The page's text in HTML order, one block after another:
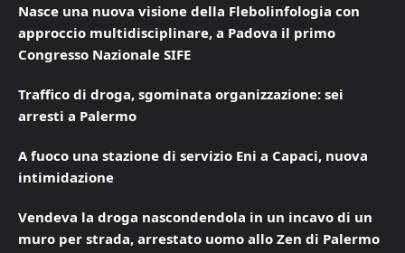
Nasce una nuova visione della Flebolinfologia con
approccio multidisciplinare, a Padova il primo
Congresso Nazionale SIFE
Traffico di droga, sgominata organizzazione: sei
arresti a Palermo
A fuoco una stazione di servizio Eni a Capaci, nuova
intimidazione
Vendeva la droga nascondendola in un incavo di un
muro per strada, arrestato uomo allo Zen di Palermo